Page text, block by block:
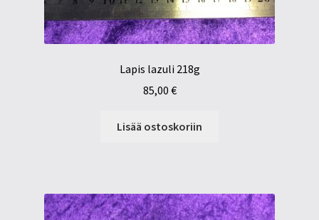
Lapis lazuli 218g
85,00 €
Lisää ostoskoriin